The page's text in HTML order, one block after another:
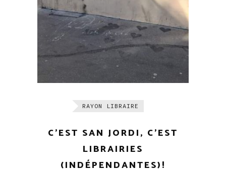
RAYON LIBRAIRE
C’EST SAN JORDI, C’EST
LIBRAIRIES
(INDÉPENDANTES)!